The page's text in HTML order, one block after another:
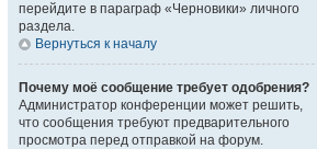
перейдите в параграф «Черновики» личного
раздела.
Вернуться к началу
Почему моё сообщение требует одобрения?
Администратор конференции может решить,
что сообщения требуют предварительного
просмотра перед отправкой на форум.